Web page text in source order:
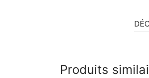
Produits